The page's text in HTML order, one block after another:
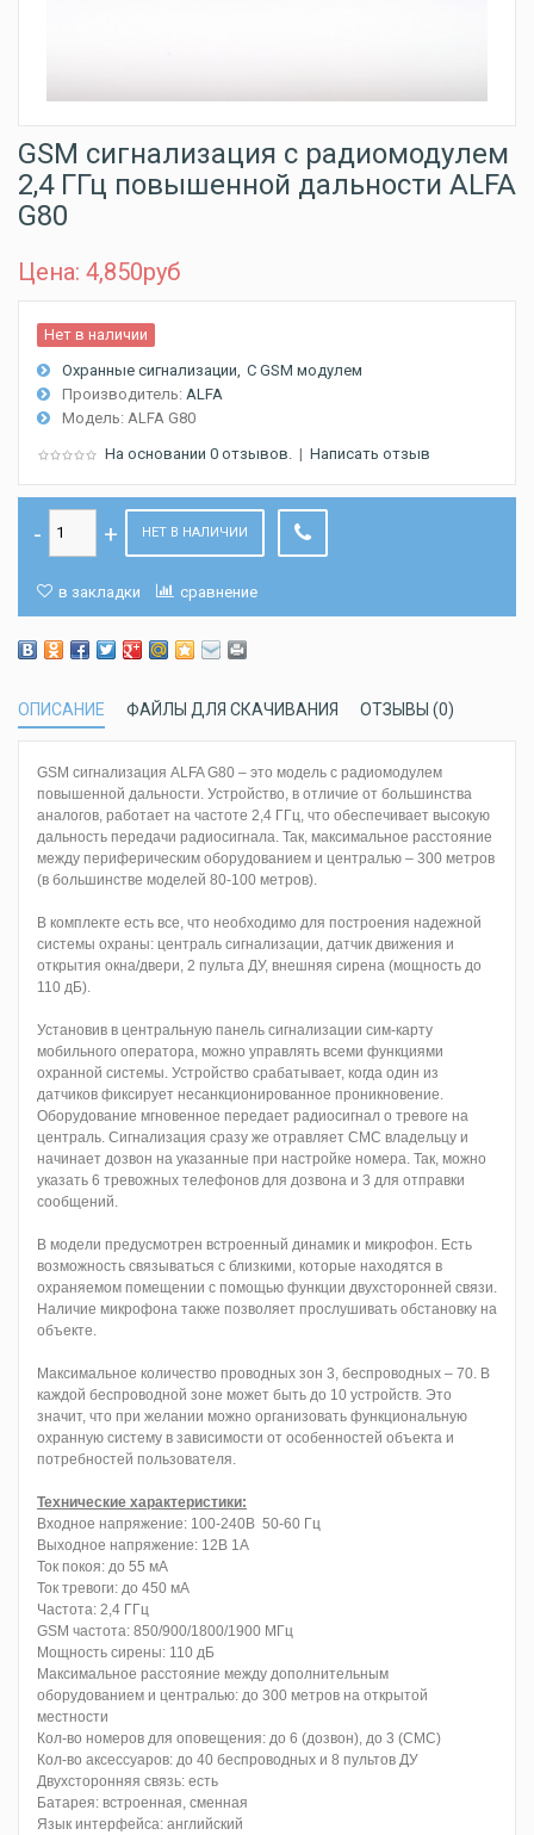
GSM сигнализация с радиомодулем
2,4 ГГц повышенной дальности ALFA
G80
Цена: 4,850руб
Нет в наличии
Охранные сигнализации C GSM модулем
Производитель: ALFA
Модель: ALFA G80
На основании 0 отзывов. | Написать отзыв
НЕТ В НАЛИЧИИ
в закладки сравнение
ОПИСАНИЕ ФАЙЛЫ ДЛЯ СКАЧИВАНИЯ ОТЗЫВЫ (0)
GSM сигнализация ALFA G80 – это модель с радиомодулем
повышенной дальности. Устройство, в отличие от большинства
аналогов, работает на частоте 2,4 ГГц, что обеспечивает высокую
дальность передачи радиосигнала. Так, максимальное расстояние
между периферическим оборудованием и централью – 300 метров
(в большинстве моделей 80-100 метров).
В комплекте есть все, что необходимо для построения надежной
системы охраны: централь сигнализации, датчик движения и
открытия окна/двери, 2 пульта ДУ, внешняя сирена (мощность до
110 дБ).
Установив в центральную панель сигнализации сим-карту
мобильного оператора, можно управлять всеми функциями
охранной системы. Устройство срабатывает, когда один из
датчиков фиксирует несанкционированное проникновение.
Оборудование мгновенное передает радиосигнал о тревоге на
централь. Сигнализация сразу же отравляет СМС владельцу и
начинает дозвон на указанные при настройке номера. Так, можно
указать 6 тревожных телефонов для дозвона и 3 для отправки
сообщений.
В модели предусмотрен встроенный динамик и микрофон. Есть
возможность связываться с близкими, которые находятся в
охраняемом помещении с помощью функции двухсторонней связи.
Наличие микрофона также позволяет прослушивать обстановку на
объекте.
Максимальное количество проводных зон 3, беспроводных – 70. В
каждой беспроводной зоне может быть до 10 устройств. Это
значит, что при желании можно организовать функциональную
охранную систему в зависимости от особенностей объекта и
потребностей пользователя.
Технические характеристики:
Входное напряжение: 100-240В 50-60 Гц
Выходное напряжение: 12В 1А
Ток покоя: до 55 мА
Ток тревоги: до 450 мА
Частота: 2,4 ГГц
GSM частота: 850/900/1800/1900 МГц
Мощность сирены: 110 дБ
Максимальное расстояние между дополнительным
оборудованием и централью: до 300 метров на открытой
местности
Кол-во номеров для оповещения: до 6 (дозвон), до 3 (СМС)
Кол-во аксессуаров: до 40 беспроводных и 8 пультов ДУ
Двухсторонняя связь: есть
Батарея: встроенная, сменная
Язык интерфейса: английский